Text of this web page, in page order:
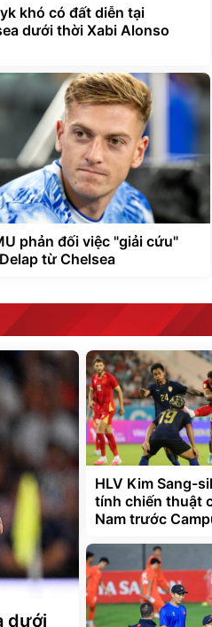
khó có đất diễn tại
dưới thời Xabi Alonso
phản đối việc "giải cứu"
từ Chelsea
dưới
HLV Kim Sang-
tính chiến thuật
Nam trước